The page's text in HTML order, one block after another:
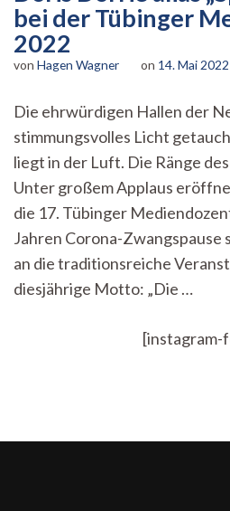
bei der Tübinger
2022
von Hagen Wagner on 14. Mai 2022
Die ehrwürdigen Hallen der
stimmungsvolles Licht
liegt in der Luft. Die Ränge
Unter großem Applaus
die 17. Tübinger
Jahren Corona-Zwangspause
an die traditionsreiche
diesjährige Motto: „Die …
[instagram-